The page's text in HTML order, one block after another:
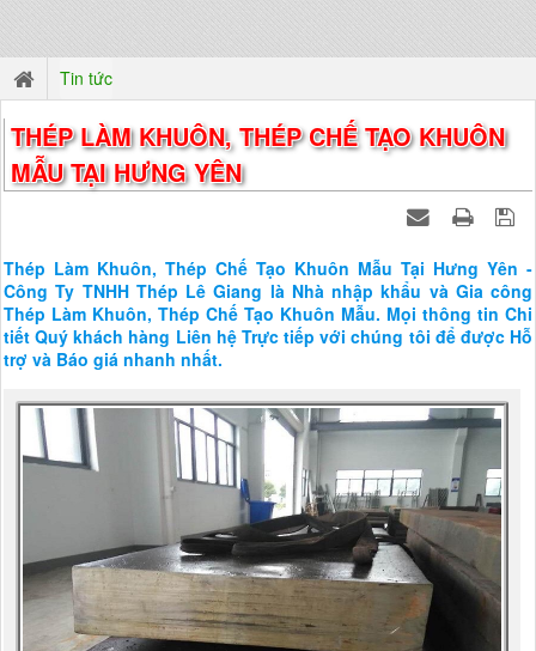
Tin tức
THÉP LÀM KHUÔN, THÉP CHẾ TẠO KHUÔN
MẪU TẠI HƯNG YÊN
Thép Làm Khuôn, Thép Chế Tạo Khuôn Mẫu Tại Hưng Yên -
Công Ty TNHH Thép Lê Giang là Nhà nhập khẩu và Gia công
Thép Làm Khuôn, Thép Chế Tạo Khuôn Mẫu. Mọi thông tin Chi
tiết Quý khách hàng Liên hệ Trực tiếp với chúng tôi để được Hỗ
trợ và Báo giá nhanh nhất.